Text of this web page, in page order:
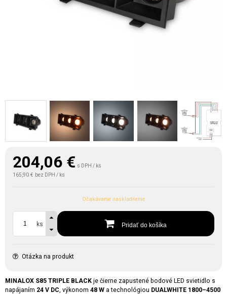
204,06 € s DPH / ks
165,90 € bez DPH / ks
Očakávame naskladnenie
ks Pridať do košíka
Otázka na produkt
MINALOX S85 TRIPLE BLACK je čierne zapustené bodové LED svietidlo s
napájaním 24 V DC , výkonom 48 W a technológiou DUALWHITE 1800–4500